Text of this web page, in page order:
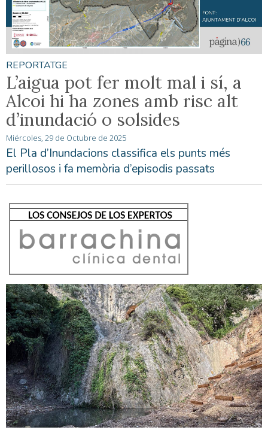
REPORTATGE
L’aigua pot fer molt mal i sí, a
Alcoi hi ha zones amb risc alt
d’inundació o solsides
Miércoles, 29 de Octubre de 2025
El Pla d’Inundacions classifica els punts més
perillosos i fa memòria d’episodis passats